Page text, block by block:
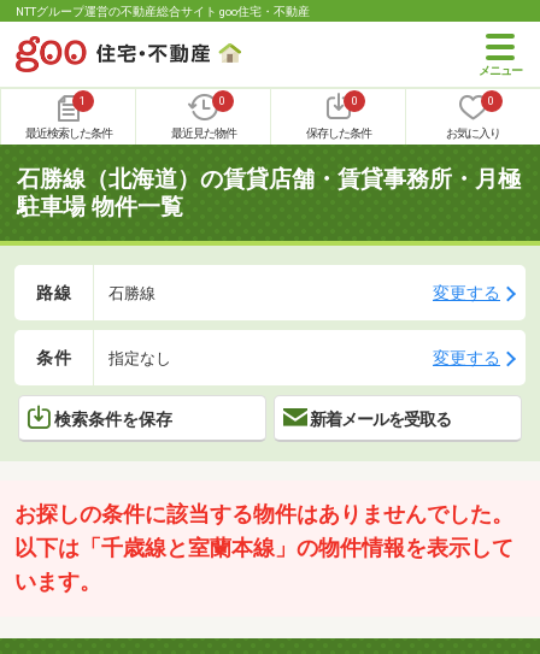
NTTグループ運営の不動産総合サイト goo住宅・不動産
1
最近検索した条件
0
最近見た物件
0
保存した条件
0
お気に入り
石勝線（北海道）の賃貸店舗・賃貸事務所・月極
駐車場 物件一覧
路線 石勝線 変更する
条件 指定なし 変更する
検索条件を保存 新着メールを受取る
お探しの条件に該当する物件はありませんでした。
以下は「千歳線と室蘭本線」の物件情報を表示して
います。